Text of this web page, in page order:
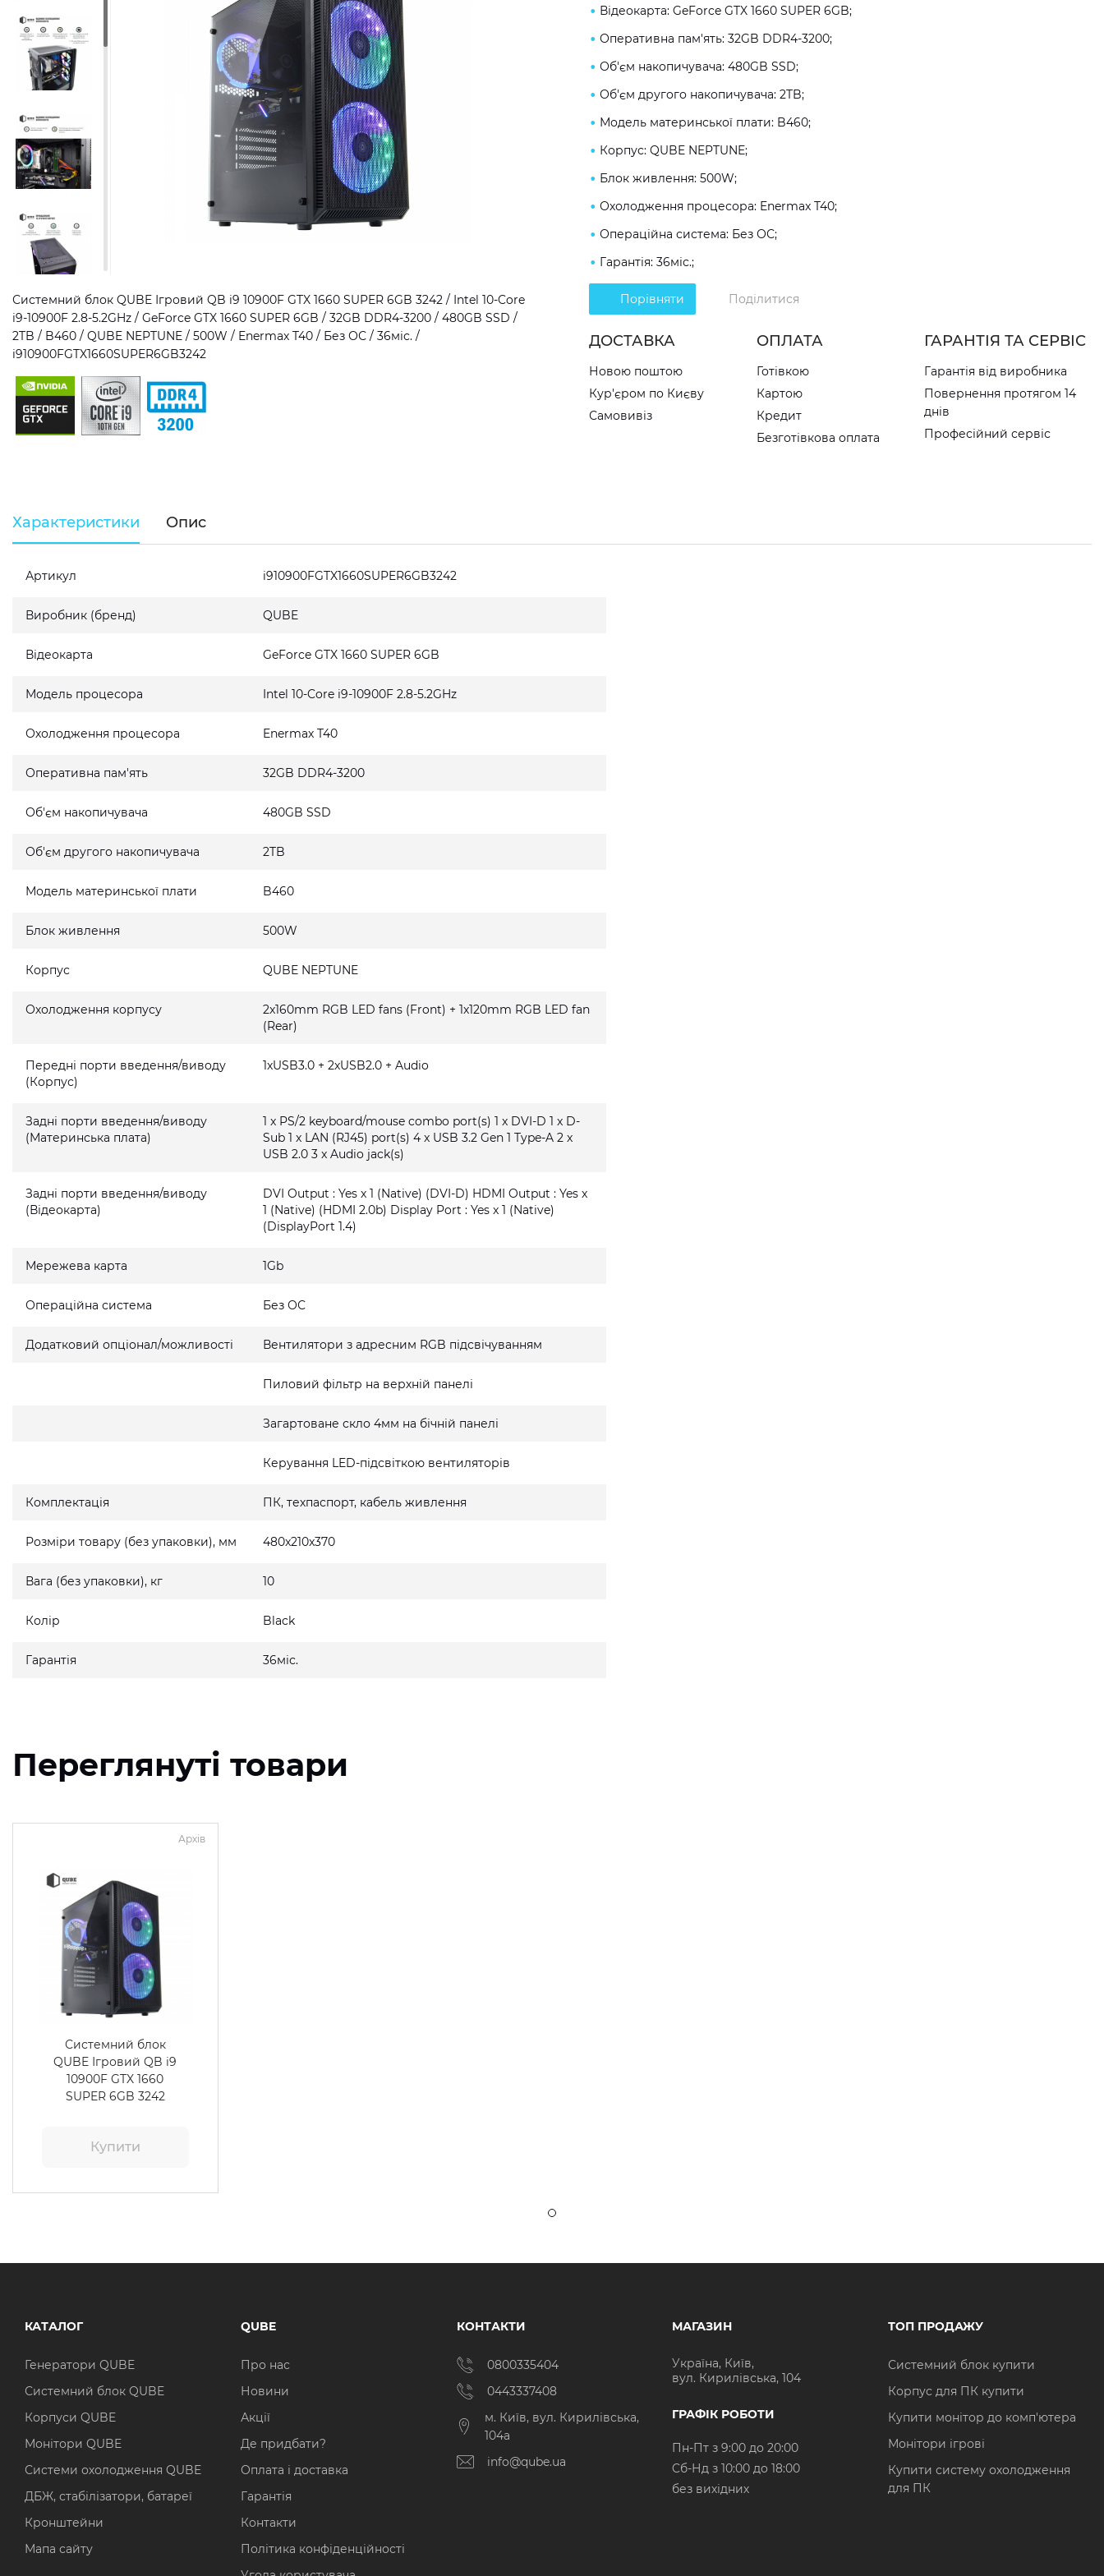
Системний блок QUBE Ігровий QB i9 10900F GTX 1660 SUPER 6GB 3242 / Intel 10-Core
i9-10900F 2.8-5.2GHz / GeForce GTX 1660 SUPER 6GB / 32GB DDR4-3200 / 480GB SSD /
2TB / B460 / QUBE NEPTUNE / 500W / Enermax T40 / Без ОС / 36міс. /
i910900FGTX1660SUPER6GB3242
Відеокарта: GeForce GTX 1660 SUPER 6GB;
Оперативна пам'ять: 32GB DDR4-3200;
Об'єм накопичувача: 480GB SSD;
Об'єм другого накопичувача: 2TB;
Модель материнської плати: B460;
Корпус: QUBE NEPTUNE;
Блок живлення: 500W;
Охолодження процесора: Enermax T40;
Операційна система: Без ОС;
Гарантія: 36міс.;
Порівняти Поділитися
ДОСТАВКА
Новою поштою
Кур'єром по Києву
Самовивіз
ОПЛАТА
Готівкою
Картою
Кредит
Безготівкова оплата
ГАРАНТІЯ ТА СЕРВІС
Гарантія від виробника
Повернення протягом 14
днів
Професійний сервіс
Характеристики Опис
Артикул i910900FGTX1660SUPER6GB3242
Виробник (бренд) QUBE
Відеокарта GeForce GTX 1660 SUPER 6GB
Модель процесора Intel 10-Core i9-10900F 2.8-5.2GHz
Охолодження процесора Enermax T40
Оперативна пам'ять 32GB DDR4-3200
Об'єм накопичувача 480GB SSD
Об'єм другого накопичувача 2TB
Модель материнської плати B460
Блок живлення 500W
Корпус QUBE NEPTUNE
Охолодження корпусу
2x160mm RGB LED fans (Front) + 1x120mm RGB LED fan
(Rear)
Передні порти введення/виводу
(Корпус)
1xUSB3.0 + 2xUSB2.0 + Audio
Задні порти введення/виводу
(Материнська плата)
1 x PS/2 keyboard/mouse combo port(s) 1 x DVI-D 1 x D-
Sub 1 x LAN (RJ45) port(s) 4 x USB 3.2 Gen 1 Type-A 2 x
USB 2.0 3 x Audio jack(s)
Задні порти введення/виводу
(Відеокарта)
DVI Output : Yes x 1 (Native) (DVI-D) HDMI Output : Yes x
1 (Native) (HDMI 2.0b) Display Port : Yes x 1 (Native)
(DisplayPort 1.4)
Мережева карта 1Gb
Операційна система Без ОС
Додатковий опціонал/можливості Вентилятори з адресним RGB підсвічуванням
Пиловий фільтр на верхній панелі
Загартоване скло 4мм на бічній панелі
Керування LED-підсвіткою вентиляторів
Комплектація ПК, техпаспорт, кабель живлення
Розміри товару (без упаковки), мм 480x210x370
Вага (без упаковки), кг 10
Колір Black
Гарантія 36міс.
Переглянуті товари
Архів
Системний блок
QUBE Ігровий QB i9
10900F GTX 1660
SUPER 6GB 3242
Купити
КАТАЛОГ
Генератори QUBE
Системний блок QUBE
Корпуси QUBE
Монітори QUBE
Системи охолодження QUBE
ДБЖ, стабілізатори, батареї
Кронштейни
Мапа сайту
QUBE
Про нас
Новини
Акції
Де придбати?
Оплата і доставка
Гарантія
Контакти
Політика конфіденційності
КОНТАКТИ
0800335404
0443337408
м. Київ, вул. Кирилівська,
104а
info@qube.ua
МАГАЗИН
Україна, Київ,
вул. Кирилівська, 104
ГРАФІК РОБОТИ
Пн-Пт з 9:00 до 20:00
Cб-Нд з 10:00 до 18:00
без вихідних
ТОП ПРОДАЖУ
Системний блок купити
Корпус для ПК купити
Купити монітор до комп'ютера
Монітори ігрові
Купити систему охолодження
для ПК